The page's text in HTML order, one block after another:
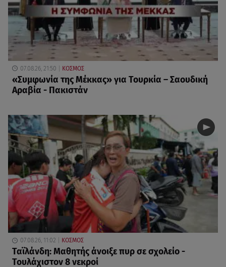
07.08.26, 21:50 ΚΟΣΜΟΣ
«Συμφωνία της Μέκκας» για Τουρκία – Σαουδική
Αραβία - Πακιστάν
07.08.26, 11:02 ΚΟΣΜΟΣ
Ταϊλάνδη: Μαθητής άνοιξε πυρ σε σχολείο -
Τουλάχιστον 8 νεκροί